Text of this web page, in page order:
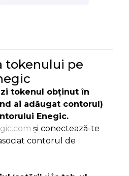
tokenului pe
tokenul obținut în
ai adăugat contorul)
Enegic.
și conectează-te
contorul de